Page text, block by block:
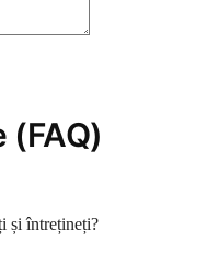
și întrețineți?